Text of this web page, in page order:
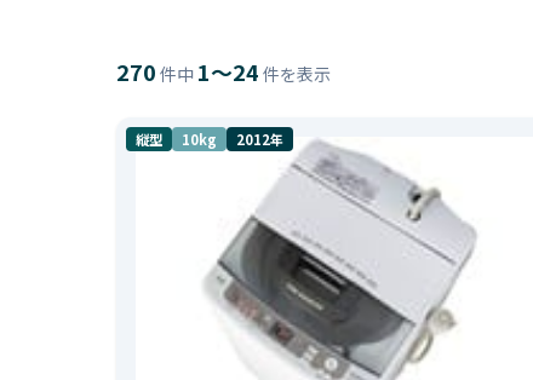
270 件中 1〜24 件を表示
縦型 10kg 2012年